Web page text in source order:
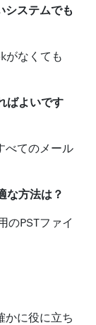
ステムでも
がなくても
ばよいです
べてのメール
な方法は？
のPSTファイ
かに役に立ち